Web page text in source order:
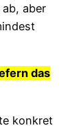
aber
das
konkret